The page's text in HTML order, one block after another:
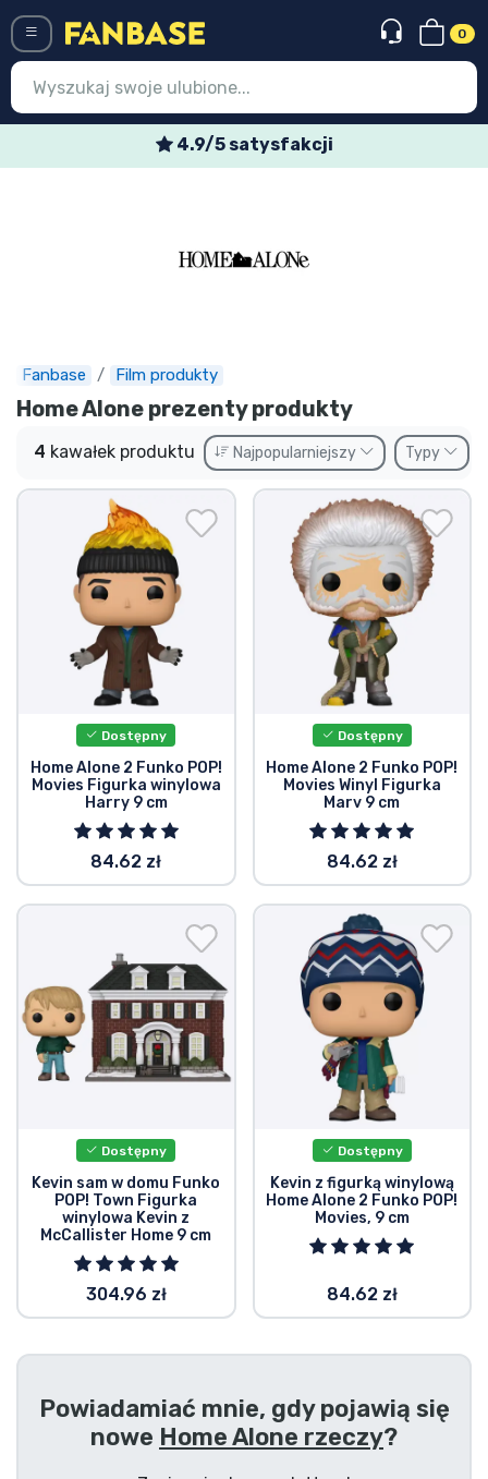
0
4.9/5 satysfakcji
Fanbase Film produkty
Home Alone prezenty produkty
4 kawałek produktu Najpopularniejszy Typy
Dostępny
Home Alone 2 Funko POP!
Movies Figurka winylowa
Harry 9 cm
84.62 zł
Dostępny
Home Alone 2 Funko POP!
Movies Winyl Figurka
Marv 9 cm
84.62 zł
Dostępny
Kevin sam w domu Funko
POP! Town Figurka
winylowa Kevin z
McCallister Home 9 cm
304.96 zł
Dostępny
Kevin z figurką winylową
Home Alone 2 Funko POP!
Movies, 9 cm
84.62 zł
Powiadamiać mnie, gdy pojawią się
nowe Home Alone rzeczy?
Najnowsze rzeczy
Przedsprzedaż
Outlet produkty
Wysyłka i płatność
Rzeczy seryjne
Rzeczy filmowe
Wspaniałe rzeczy
Rzeczy z anime
Rzeczy dla graczy
Rzeczy sportowe
Rzeczy muzyczne
Typy produktów
Marki